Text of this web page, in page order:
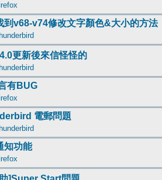
到v68-v74修改文字顏色&大小的方法
更新後來信怪怪的
有BUG
電郵問題
知功能